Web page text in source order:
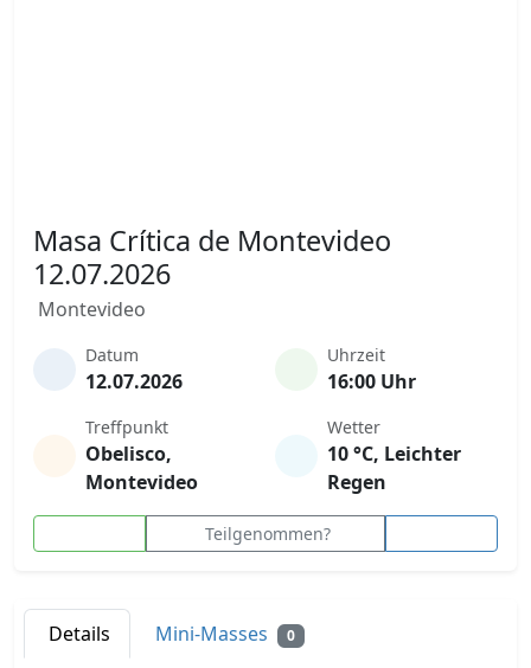
Masa Crítica de Montevideo
12.07.2026
Montevideo
Datum
12.07.2026
Uhrzeit
16:00 Uhr
Treffpunkt
Obelisco,
Montevideo
Wetter
10 °C, Leichter
Regen
Teilgenommen?
Details Mini-Masses 0